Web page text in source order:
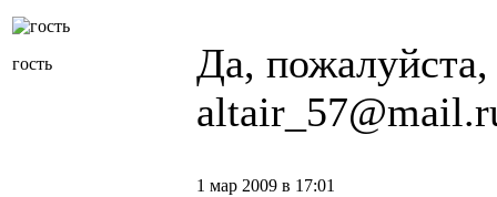
гость
Да,
1 мар 2009 в 17:01